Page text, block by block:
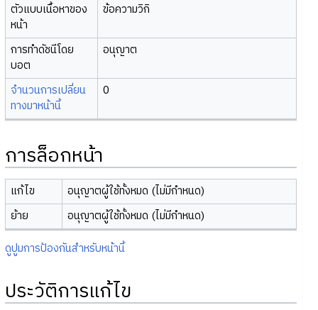
ตัวแบบเนื้อหาของ
หน้า
ข้อความวิกิ
การทำดัชนีโดย
บอต
อนุญาต
จำนวนการเปลี่ยน
ทางมาหน้านี้
0
การล็อกหน้า
แก้ไข
อนุญาตผู้ใช้ทั้งหมด (ไม่มีกำหนด)
ย้าย
อนุญาตผู้ใช้ทั้งหมด (ไม่มีกำหนด)
ดูปูมการป้องกันสำหรับหน้านี้
ประวัติการแก้ไข